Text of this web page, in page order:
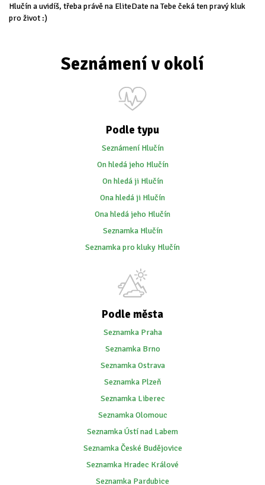
Hlučín a uvidíš, třeba právě na EliteDate na Tebe čeká ten pravý kluk
pro život :)
Seznámení v okolí
Podle typu
Seznámení Hlučín
On hledá jeho Hlučín
On hledá ji Hlučín
Ona hledá ji Hlučín
Ona hledá jeho Hlučín
Seznamka Hlučín
Seznamka pro kluky Hlučín
Podle města
Seznamka Praha
Seznamka Brno
Seznamka Ostrava
Seznamka Plzeň
Seznamka Liberec
Seznamka Olomouc
Seznamka Ústí nad Labem
Seznamka České Budějovice
Seznamka Hradec Králové
Seznamka Pardubice